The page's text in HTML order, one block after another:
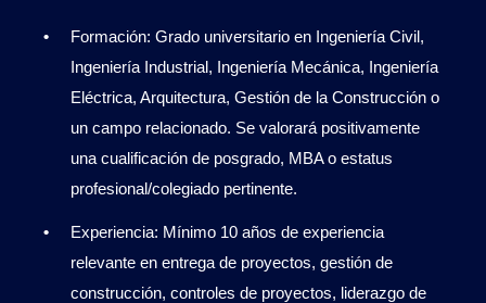
Formación: Grado universitario en Ingeniería Civil,
Ingeniería Industrial, Ingeniería Mecánica, Ingeniería
Eléctrica, Arquitectura, Gestión de la Construcción o
un campo relacionado. Se valorará positivamente
una cualificación de posgrado, MBA o estatus
profesional/colegiado pertinente.
Experiencia: Mínimo 10 años de experiencia
relevante en entrega de proyectos, gestión de
construcción, controles de proyectos, liderazgo de